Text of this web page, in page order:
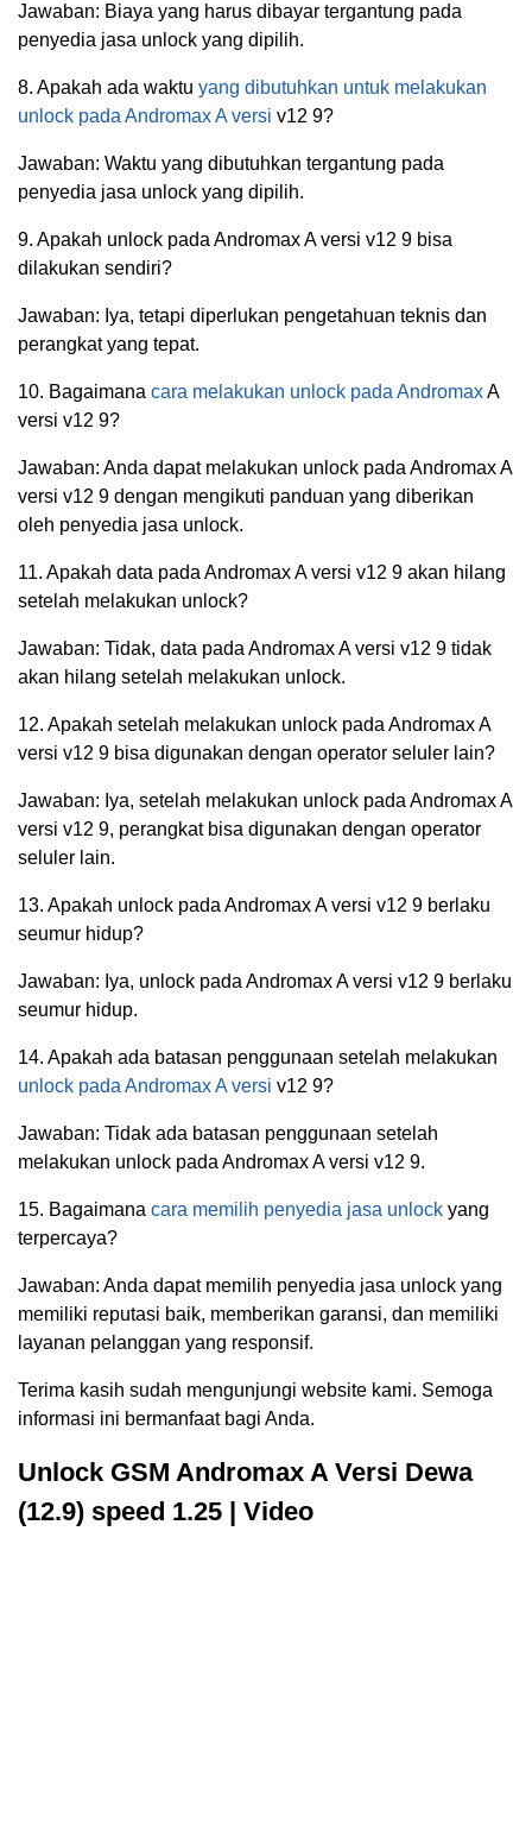
Jawaban: Biaya yang harus dibayar tergantung pada
penyedia jasa unlock yang dipilih.
8. Apakah ada waktu yang dibutuhkan untuk melakukan
unlock pada Andromax A versi v12 9?
Jawaban: Waktu yang dibutuhkan tergantung pada
penyedia jasa unlock yang dipilih.
9. Apakah unlock pada Andromax A versi v12 9 bisa
dilakukan sendiri?
Jawaban: Iya, tetapi diperlukan pengetahuan teknis dan
perangkat yang tepat.
10. Bagaimana cara melakukan unlock pada AndromaxA
versi v12 9?
Jawaban: Anda dapat melakukan unlock pada Andromax A
versi v12 9 dengan mengikuti panduan yang diberikan
oleh penyedia jasa unlock.
11. Apakah data pada Andromax A versi v12 9 akan hilang
setelah melakukan unlock?
Jawaban: Tidak, data pada Andromax A versi v12 9 tidak
akan hilang setelah melakukan unlock.
12. Apakah setelah melakukan unlock pada Andromax A
versi v12 9 bisa digunakan dengan operator seluler lain?
Jawaban: Iya, setelah melakukan unlock pada Andromax A
versi v12 9, perangkat bisa digunakan dengan operator
seluler lain.
13. Apakah unlock pada Andromax A versi v12 9 berlaku
seumur hidup?
Jawaban: Iya, unlock pada Andromax A versi v12 9 berlaku
seumur hidup.
14. Apakah ada batasan penggunaan setelah melakukan
unlock pada Andromax A versi v12 9?
Jawaban: Tidak ada batasan penggunaan setelah
melakukan unlock pada Andromax A versi v12 9.
15. Bagaimana cara memilih penyedia jasa unlock yang
terpercaya?
Jawaban: Anda dapat memilih penyedia jasa unlock yang
memiliki reputasi baik, memberikan garansi, dan memiliki
layanan pelanggan yang responsif.
Terima kasih sudah mengunjungi website kami. Semoga
informasi ini bermanfaat bagi Anda.
Unlock GSM Andromax A Versi Dewa
(12.9) speed 1.25 | Video